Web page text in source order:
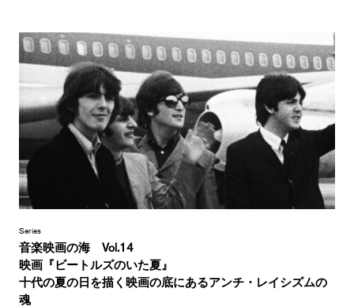
Series
音楽映画の海 Vol.14
映画『ビートルズのいた夏』
十代の夏の日を描く映画の底にあるアンチ・レイシズムの
魂